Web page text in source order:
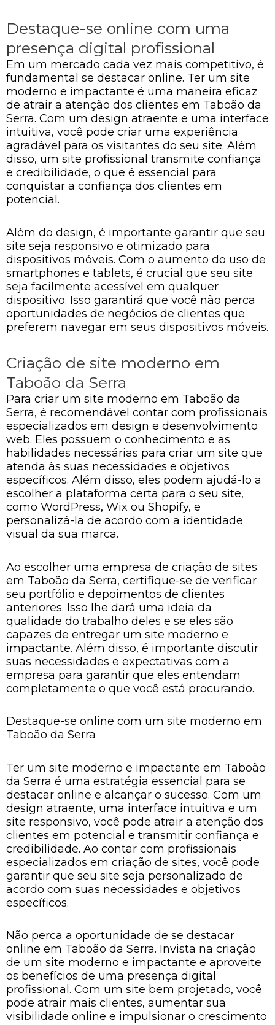
Destaque-se online com uma
presença digital profissional
Em um mercado cada vez mais competitivo, é
fundamental se destacar online. Ter um site
moderno e impactante é uma maneira eficaz
de atrair a atenção dos clientes em Taboão da
Serra. Com um design atraente e uma interface
intuitiva, você pode criar uma experiência
agradável para os visitantes do seu site. Além
disso, um site profissional transmite confiança
e credibilidade, o que é essencial para
conquistar a confiança dos clientes em
potencial.
Além do design, é importante garantir que seu
site seja responsivo e otimizado para
dispositivos móveis. Com o aumento do uso de
smartphones e tablets, é crucial que seu site
seja facilmente acessível em qualquer
dispositivo. Isso garantirá que você não perca
oportunidades de negócios de clientes que
preferem navegar em seus dispositivos móveis.
Criação de site moderno em
Taboão da Serra
Para criar um site moderno em Taboão da
Serra, é recomendável contar com profissionais
especializados em design e desenvolvimento
web. Eles possuem o conhecimento e as
habilidades necessárias para criar um site que
atenda às suas necessidades e objetivos
específicos. Além disso, eles podem ajudá-lo a
escolher a plataforma certa para o seu site,
como WordPress, Wix ou Shopify, e
personalizá-la de acordo com a identidade
visual da sua marca.
Ao escolher uma empresa de criação de sites
em Taboão da Serra, certifique-se de verificar
seu portfólio e depoimentos de clientes
anteriores. Isso lhe dará uma ideia da
qualidade do trabalho deles e se eles são
capazes de entregar um site moderno e
impactante. Além disso, é importante discutir
suas necessidades e expectativas com a
empresa para garantir que eles entendam
completamente o que você está procurando.
Destaque-se online com um site moderno em
Taboão da Serra
Ter um site moderno e impactante em Taboão
da Serra é uma estratégia essencial para se
destacar online e alcançar o sucesso. Com um
design atraente, uma interface intuitiva e um
site responsivo, você pode atrair a atenção dos
clientes em potencial e transmitir confiança e
credibilidade. Ao contar com profissionais
especializados em criação de sites, você pode
garantir que seu site seja personalizado de
acordo com suas necessidades e objetivos
específicos.
Não perca a oportunidade de se destacar
online em Taboão da Serra. Invista na criação
de um site moderno e impactante e aproveite
os benefícios de uma presença digital
profissional. Com um site bem projetado, você
pode atrair mais clientes, aumentar sua
visibilidade online e impulsionar o crescimento